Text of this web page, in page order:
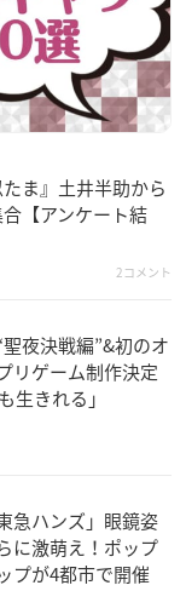
ま』土井半助から
【アンケート結
2コメント
聖夜決戦編”&初のオ
リゲーム制作決定
生きれる」
急ハンズ」眼鏡姿
に激萌え！ポップ
プが4都市で開催